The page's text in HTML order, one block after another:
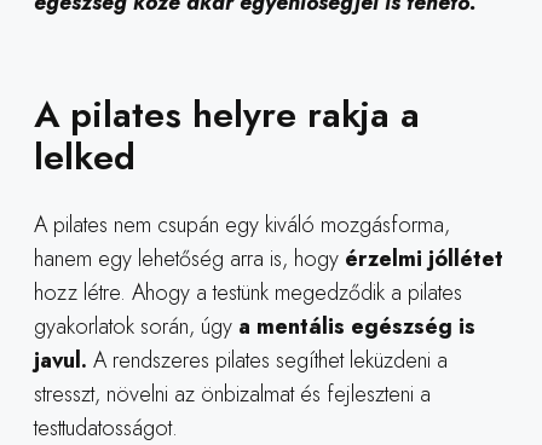
A pilates helyre rakja a
lelked
A pilates nem csupán egy kiváló mozgásforma,
hanem egy lehetőség arra is, hogy érzelmi jóllétet
hozz létre. Ahogy a testünk megedződik a pilates
gyakorlatok során, úgy a mentális egészség is
javul. A rendszeres pilates segíthet leküzdeni a
stresszt, növelni az önbizalmat és fejleszteni a
testtudatosságot.